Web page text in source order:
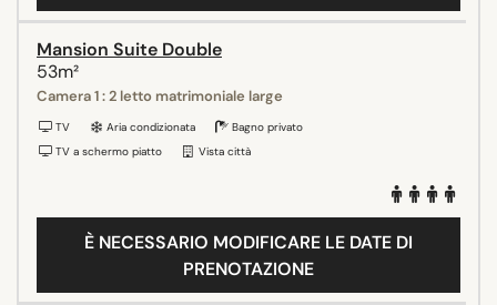
Mansion Suite Double
53m²
Camera 1 : 2 letto matrimoniale large
TV Aria condizionata
Bagno privato
TV a schermo piatto
Vista città
È NECESSARIO MODIFICARE LE DATE DI
PRENOTAZIONE